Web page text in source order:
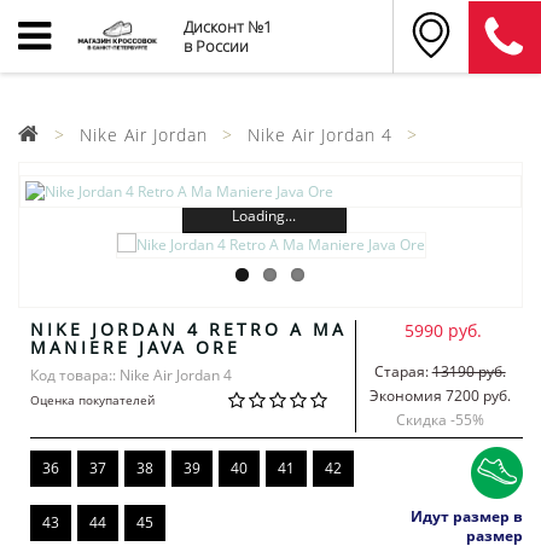
Дисконт №1
в России
Nike Air Jordan Nike Air Jordan 4
Loading...
NIKE JORDAN 4 RETRO A MA
MANIERE JAVA ORE
Код товара:: Nike Air Jordan 4
Оценка покупателей
5990 руб.
Старая:13190 руб.
Экономия 7200 руб.
Скидка -55%
36 37 38 39 40 41 42
43 44 45
Идут размер в
размер